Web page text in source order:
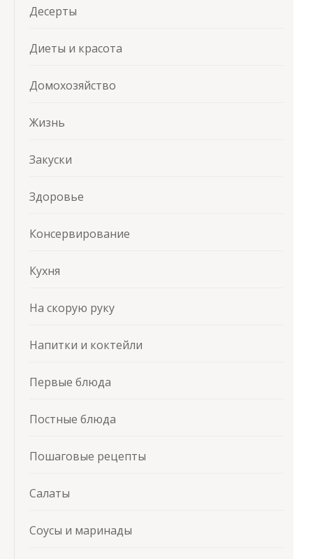
Десерты
Диеты и красота
Домохозяйство
Жизнь
Закуски
Здоровье
Консервирование
Кухня
На скорую руку
Напитки и коктейли
Первые блюда
Постные блюда
Пошаговые рецепты
Салаты
Соусы и маринады